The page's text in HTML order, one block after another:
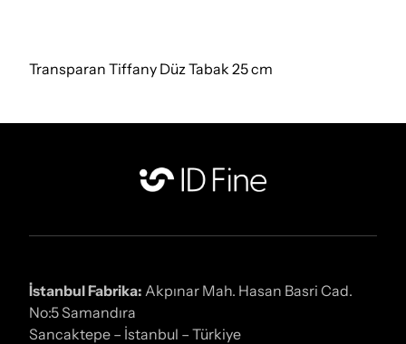
Transparan Tiffany Düz Tabak 25 cm
İstanbul Fabrika: Akpınar Mah. Hasan Basri Cad.
No:5 Samandıra
Sancaktepe – İstanbul – Türkiye